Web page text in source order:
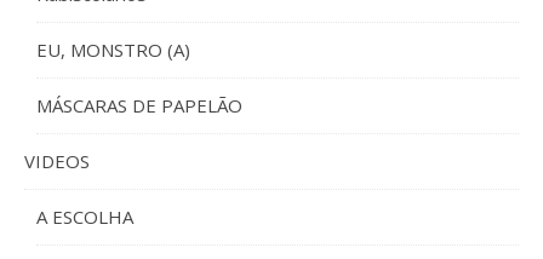
EU, MONSTRO (A)
MÁSCARAS DE PAPELÃO
VIDEOS
A ESCOLHA